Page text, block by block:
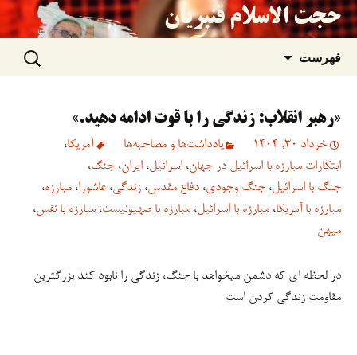
حجت الاسلام قنبریان
فهرست
نوشته‌ها
جستجو
برای:
«رهبر انقلاب: زندگی را با قوت ادامه دهید.»
خرداد 30, 1404 یادداشت‌ها و مصاحبه‌ها آمریکا،
ابتکارات مبارزه با اسرائیل در جهان، اسرائیل، ایران، جنگ،
جنگ با اسرائیل، جنگ وجودی، دفاع مقدس، زندگی، عاشورا، مبارزه،
مبارزه با آمریکا، مبارزه با اسرائیل، مبارزه با صهیونیست، مبارزه با نفس،
میهن
در لحظه ای که دشمن میخواهد با جنگ، زندگی را نابود کند بزرگترین
مقاومت زندگی کردن است